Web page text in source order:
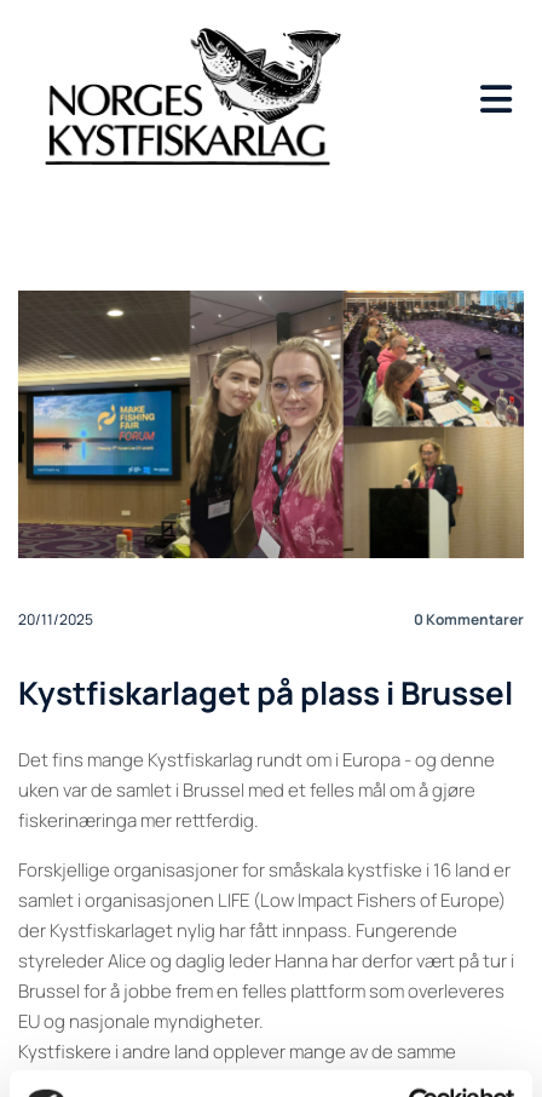
20/11/2025 0Kommentarer
Kystfiskarlaget på plass i Brussel
Det fins mange Kystfiskarlag rundt om i Europa - og denne
uken var de samlet i Brussel med et felles mål om å gjøre
fiskerinæringa mer rettferdig.
Forskjellige organisasjoner for småskala kystfiske i 16 land er
samlet i organisasjonen LIFE (Low Impact Fishers of Europe)
der Kystfiskarlaget nylig har fått innpass. Fungerende
styreleder Alice og daglig leder Hanna har derfor vært på tur i
Brussel for å jobbe frem en felles plattform som overleveres
EU og nasjonale myndigheter.
Kystfiskere i andre land opplever mange av de samme
utfordringene som her i Norge: Mangel på rettferdig fordeling